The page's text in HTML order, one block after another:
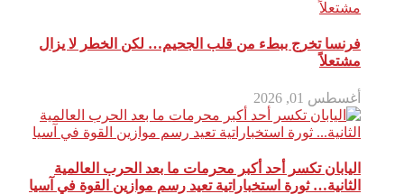
فرنسا تخرج ببطء من قلب الجحيم… لكن الخطر لا يزال
مشتعلاً
أغسطس 01, 2026
اليابان تكسر أحد أكبر محرمات ما بعد الحرب العالمية
الثانية… ثورة استخباراتية تعيد رسم موازين القوة في آسيا